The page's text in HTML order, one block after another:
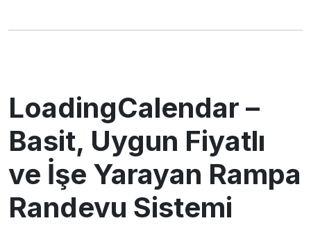
LoadingCalendar –
Basit, Uygun Fiyatlı
ve İşe Yarayan Rampa
Randevu Sistemi